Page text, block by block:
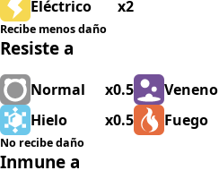
Eléctrico
x2
Recibe menos daño
Resiste a
Normal x0.5 Veneno
Hielo
x0.5 Fuego
No recibe daño
Inmune a